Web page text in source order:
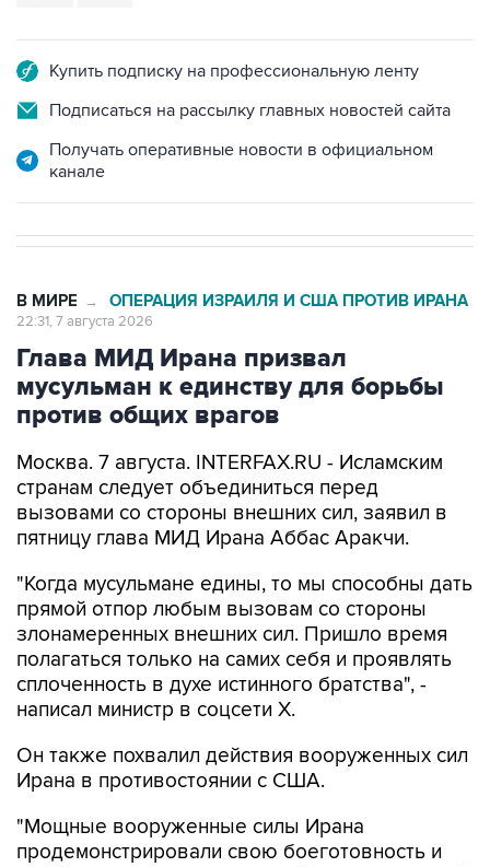
Купить подписку на профессиональную ленту
Подписаться на рассылку главных новостей сайта
Получать оперативные новости в официальном
канале
В МИРЕ → ОПЕРАЦИЯ ИЗРАИЛЯ И США ПРОТИВ ИРАНА
22:31, 7 августа 2026
Глава МИД Ирана призвал
мусульман к единству для борьбы
против общих врагов
Москва. 7 августа. INTERFAX.RU - Исламским
странам следует объединиться перед
вызовами со стороны внешних сил, заявил в
пятницу глава МИД Ирана Аббас Аракчи.
"Когда мусульмане едины, то мы способны дать
прямой отпор любым вызовам со стороны
злонамеренных внешних сил. Пришло время
полагаться только на самих себя и проявлять
сплоченность в духе истинного братства", -
написал министр в соцсети Х.
Он также похвалил действия вооруженных сил
Ирана в противостоянии с США.
"Мощные вооруженные силы Ирана
продемонстрировали свою боеготовность и